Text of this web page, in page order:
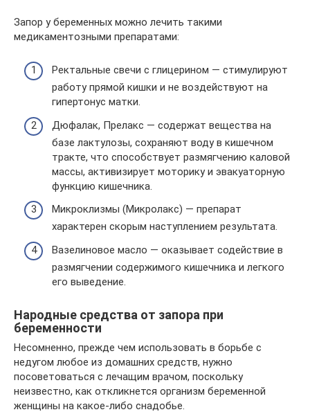
Запор у беременных можно лечить такими
медикаментозными препаратами:
Ректальные свечи с глицерином — стимулируют
работу прямой кишки и не воздействуют на
гипертонус матки.
Дюфалак, Прелакс — содержат вещества на
базе лактулозы, сохраняют воду в кишечном
тракте, что способствует размягчению каловой
массы, активизирует моторику и эвакуаторную
функцию кишечника.
Микроклизмы (Микролакс) — препарат
характерен скорым наступлением результата.
Вазелиновое масло — оказывает содействие в
размягчении содержимого кишечника и легкого
его выведение.
Народные средства от запора при
беременности
Несомненно, прежде чем использовать в борьбе с
недугом любое из домашних средств, нужно
посоветоваться с лечащим врачом, поскольку
неизвестно, как откликнется организм беременной
женщины на какое-либо снадобье.